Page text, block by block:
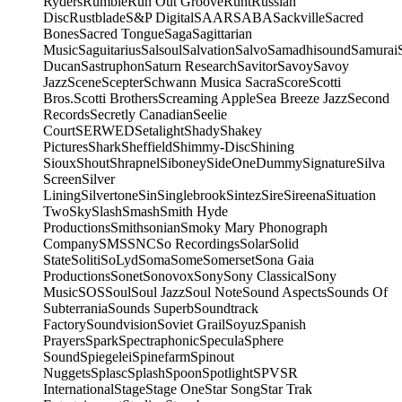
DiscRustbladeS&P DigitalSAARSABASackvilleSacred
BonesSacred TongueSagaSagittarian
MusicSaguitariusSalsoulSalvationSalvoSamadhisoundSamurai
DucanSastruphonSaturn ResearchSavitorSavoySavoy
JazzSceneScepterSchwann Musica SacraScoreScotti
Bros.Scotti BrothersScreaming AppleSea Breeze JazzSecond
RecordsSecretly CanadianSeelie
CourtSERWEDSetalightShadyShakey
PicturesSharkSheffieldShimmy-DiscShining
SiouxShoutShrapnelSiboneySideOneDummySignatureSilva
ScreenSilver
LiningSilvertoneSinSinglebrookSintezSireSireenaSituation
TwoSkySlashSmashSmith Hyde
ProductionsSmithsonianSmoky Mary Phonograph
CompanySMSSNCSo RecordingsSolarSolid
StateSolitiSoLydSomaSomeSomersetSona Gaia
ProductionsSonetSonovoxSonySony ClassicalSony
MusicSOSSoulSoul JazzSoul NoteSound AspectsSounds Of
SubterraniaSounds SuperbSoundtrack
FactorySoundvisionSoviet GrailSoyuzSpanish
PrayersSparkSpectraphonicSpeculaSphere
SoundSpiegeleiSpinefarmSpinout
NuggetsSplascSplashSpoonSpotlightSPVSR
InternationalStageStage OneStar SongStar Trak